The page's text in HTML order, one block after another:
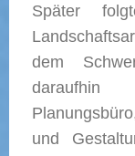
Später
dem
daraufhin
und